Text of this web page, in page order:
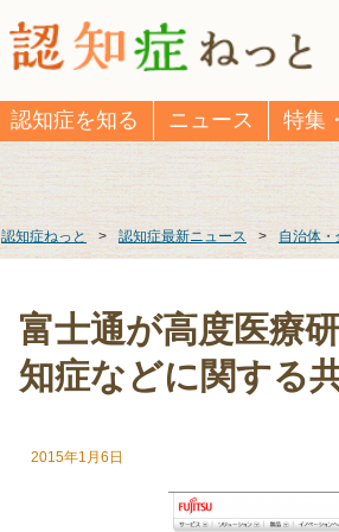
認知症を知る ニュース 特集
認知症ねっと > 認知症最新ニュース > 自治体・
富士通が高度医療
知症などに関する
2015年1月6日